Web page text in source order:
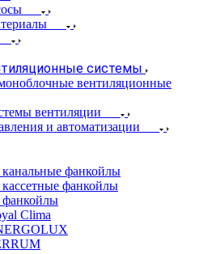
системы
вентиляционные
вентиляции
и автоматизации
фанкойлы
фанкойлы
фанкойлы
Clima